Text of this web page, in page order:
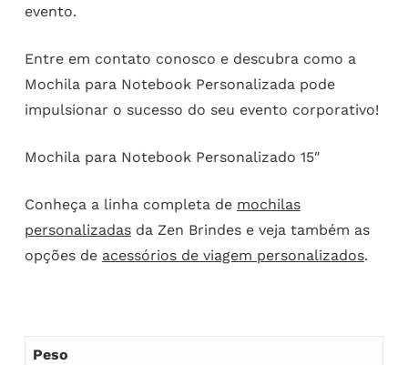
evento.
Entre em contato conosco e descubra como a
Mochila para Notebook Personalizada pode
impulsionar o sucesso do seu evento corporativo!
Mochila para Notebook Personalizado 15″
Conheça a linha completa de mochilas
personalizadasda Zen Brindes e veja também as
opções de acessórios de viagem personalizados.
Peso